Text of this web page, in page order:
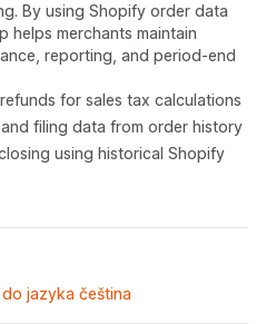
By using Shopify order data
helps merchants maintain
reporting, and period-end
for sales tax calculations
filing data from order history
using historical Shopify
jazyka čeština